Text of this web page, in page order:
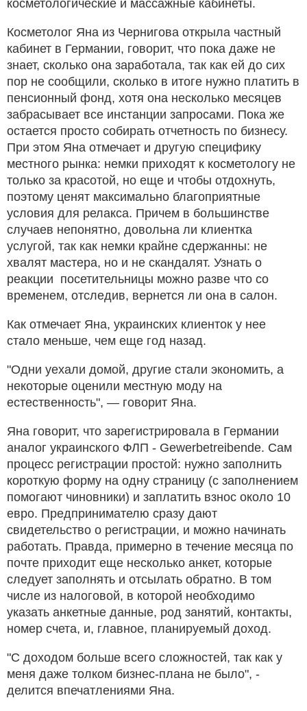
косметологические и массажные кабинеты.
Косметолог Яна из Чернигова открыла частный
кабинет в Германии, говорит, что пока даже не
знает, сколько она заработала, так как ей до сих
пор не сообщили, сколько в итоге нужно платить в
пенсионный фонд, хотя она несколько месяцев
забрасывает все инстанции запросами. Пока же
остается просто собирать отчетность по бизнесу.
При этом Яна отмечает и другую специфику
местного рынка: немки приходят к косметологу не
только за красотой, но еще и чтобы отдохнуть,
поэтому ценят максимально благоприятные
условия для релакса. Причем в большинстве
случаев непонятно, довольна ли клиентка
услугой, так как немки крайне сдержанны: не
хвалят мастера, но и не скандалят. Узнать о
реакции посетительницы можно разве что со
временем, отследив, вернется ли она в салон.
Как отмечает Яна, украинских клиенток у нее
стало меньше, чем еще год назад.
"Одни уехали домой, другие стали экономить, а
некоторые оценили местную моду на
естественность", — говорит Яна.
Яна говорит, что зарегистрировала в Германии
аналог украинского ФЛП - Gewerbetreibende. Сам
процесс регистрации простой: нужно заполнить
короткую форму на одну страницу (с заполнением
помогают чиновники) и заплатить взнос около 10
евро. Предпринимателю сразу дают
свидетельство о регистрации, и можно начинать
работать. Правда, примерно в течение месяца по
почте приходит еще несколько анкет, которые
следует заполнять и отсылать обратно. В том
числе из налоговой, в которой необходимо
указать анкетные данные, род занятий, контакты,
номер счета, и, главное, планируемый доход.
"С доходом больше всего сложностей, так как у
меня даже толком бизнес-плана не было", -
делится впечатлениями Яна.